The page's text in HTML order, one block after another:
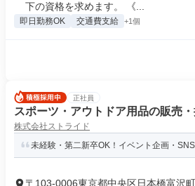
下の資格を求めます。 《...
即日勤務OK 交通費支給 +1個
正社員
スポーツ・アウトドア用品の販売
株式会社ストライド
未経験・第二新卒OK！イベント企画・
〒103-0006東京都中央区日本橋富沢町